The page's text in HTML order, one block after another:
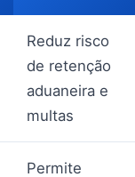
Reduz risco
de retenção
aduaneira e
multas
Permite